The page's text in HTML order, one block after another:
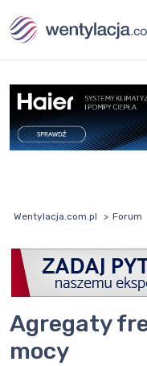
Wentylacja.com.pl Forum
Agregaty freonowe dużej
mocy